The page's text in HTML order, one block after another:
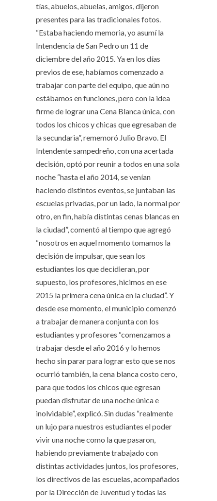
tías, abuelos, abuelas, amigos, dijeron
presentes para las tradicionales fotos.
“Estaba haciendo memoria, yo asumí la
Intendencia de San Pedro un 11 de
diciembre del año 2015. Ya en los días
previos de ese, habíamos comenzado a
trabajar con parte del equipo, que aún no
estábamos en funciones, pero con la idea
firme de lograr una Cena Blanca única, con
todos los chicos y chicas que egresaban de
la secundaria”, rememoró Julio Bravo. El
Intendente sampedreño, con una acertada
decisión, optó por reunir a todos en una sola
noche “hasta el año 2014, se venían
haciendo distintos eventos, se juntaban las
escuelas privadas, por un lado, la normal por
otro, en fin, había distintas cenas blancas en
la ciudad”, comentó al tiempo que agregó
“nosotros en aquel momento tomamos la
decisión de impulsar, que sean los
estudiantes los que decidieran, por
supuesto, los profesores, hicimos en ese
2015 la primera cena única en la ciudad”. Y
desde ese momento, el municipio comenzó
a trabajar de manera conjunta con los
estudiantes y profesores “comenzamos a
trabajar desde el año 2016 y lo hemos
hecho sin parar para lograr esto que se nos
ocurrió también, la cena blanca costo cero,
para que todos los chicos que egresan
puedan disfrutar de una noche única e
inolvidable”, explicó. Sin dudas “realmente
un lujo para nuestros estudiantes el poder
vivir una noche como la que pasaron,
habiendo previamente trabajado con
distintas actividades juntos, los profesores,
los directivos de las escuelas, acompañados
por la Dirección de Juventud y todas las